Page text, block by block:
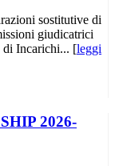
sostitutive di
giudicatrici
di Incarichi... [leggi
2026-